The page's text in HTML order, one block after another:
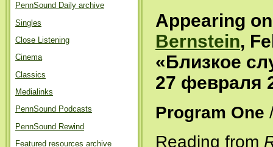
PennSound Daily archive
Singles
Close Listening
Cinema
Classics
Medialinks
PennSound Podcasts
PennSound Rewind
Featured resources archive
Appearing
Bernstein,
«Близкое
27 февраля
Program One
Reading from